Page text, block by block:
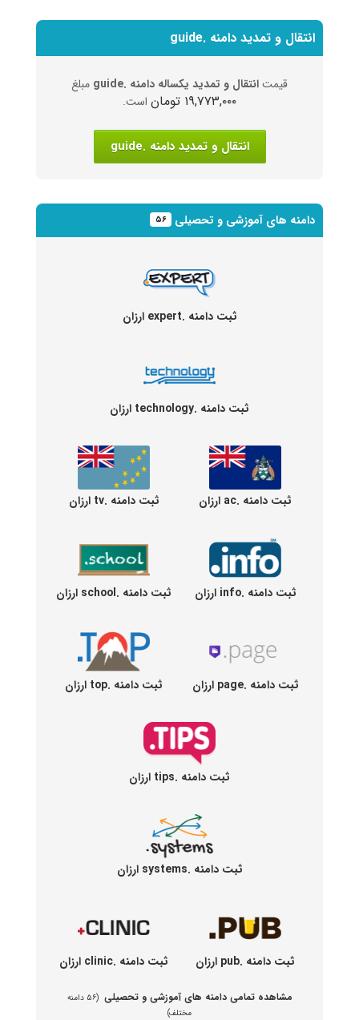
انتقال و تمدید دامنه .guide
قیمتانتقال و تمدید یکساله دامنه .guide مبلغ
۱۹,۷۷۳,۰۰۰ تومان است.
انتقال و تمدید دامنه .guide
دامنه های آموزشی و تحصیلی ۵۶
ثبت دامنه .expert ارزان
ثبت دامنه .technology ارزان
ثبت دامنه .ac ارزان ثبت دامنه .tv ارزان
ثبت دامنه .info ارزان ثبت دامنه .school ارزان
ثبت دامنه .page ارزان ثبت دامنه .top ارزان
ثبت دامنه .tips ارزان
ثبت دامنه .systems ارزان
ثبت دامنه .pub ارزان ثبت دامنه .clinic ارزان
مشاهده تمامی دامنه های آموزشی و تحصیلی
(۵۶ دامنه
مختلف)